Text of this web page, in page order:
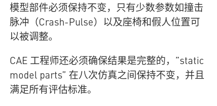
模型部件必须保持不变，只有少数参数如撞击
脉冲（Crash-Pulse）以及座椅和假人位置可
以被调整。
CAE 工程师还必须确保结果是完整的，”static
model parts” 在八次仿真之间保持不变，并且
满足所有评估标准。